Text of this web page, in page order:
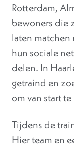
Rotterdam,
bewoners die
laten
hun sociale
delen. In
getraind en
om van start
Tijdens de
Hier team en